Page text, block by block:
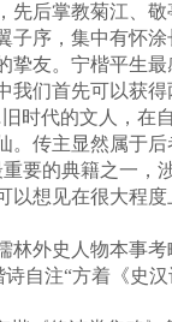
先后掌教菊江、
子序，集中有怀
友。宁楷平生
们首先可以获得
代的文人，在
传主显然属于后
要的典籍之一，
想见在很大程
外史人物本事考
自注“方着《史